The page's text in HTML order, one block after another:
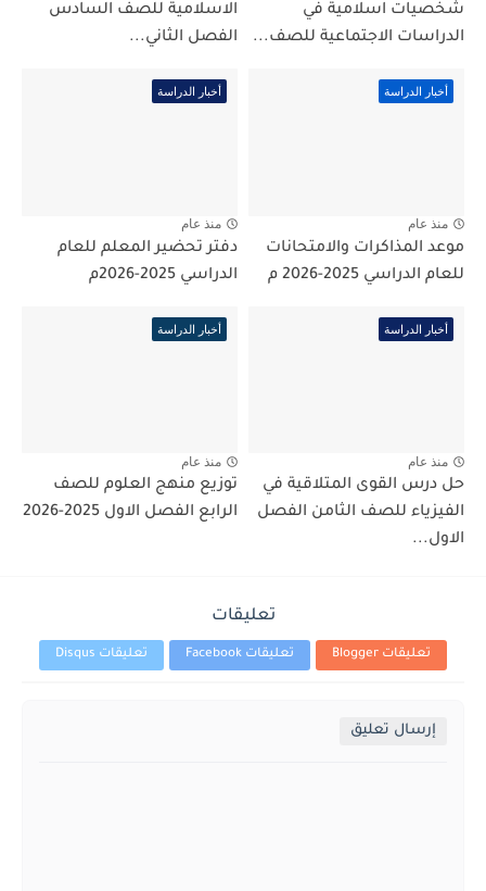
شخصيات اسلامية في
الدراسات الاجتماعية للصف...
الاسلامية للصف السادس
الفصل الثاني...
أخبار الدراسة
منذ عام
موعد المذاكرات والامتحانات
للعام الدراسي 2025-2026 م
أخبار الدراسة
منذ عام
دفتر تحضير المعلم للعام
الدراسي 2025-2026م
أخبار الدراسة
منذ عام
حل درس القوى المتلاقية في
الفيزياء للصف الثامن الفصل
الاول...
أخبار الدراسة
منذ عام
توزيع منهج العلوم للصف
الرابع الفصل الاول 2025-2026
تعليقات
تعليقات Blogger تعليقات Facebook تعليقات Disqus
إرسال تعليق